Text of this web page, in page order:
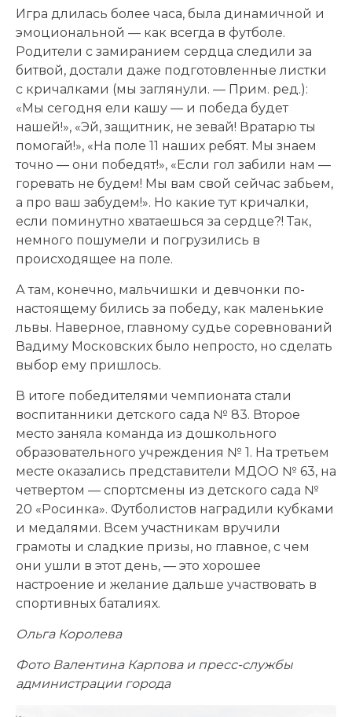
Игра длилась более часа, была динамичной и
эмоциональной — как всегда в футболе.
Родители с замиранием сердца следили за
битвой, достали даже подготовленные листки
с кричалками (мы заглянули. — Прим. ред.):
«Мы сегодня ели кашу — и победа будет
нашей!», «Эй, защитник, не зевай! Вратарю ты
помогай!», «На поле 11 наших ребят. Мы знаем
точно — они победят!», «Если гол забили нам —
горевать не будем! Мы вам свой сейчас забьем,
а про ваш забудем!». Но какие тут кричалки,
если поминутно хватаешься за сердце?! Так,
немного пошумели и погрузились в
происходящее на поле.
А там, конечно, мальчишки и девчонки по-
настоящему бились за победу, как маленькие
львы. Наверное, главному судье соревнований
Вадиму Московских было непросто, но сделать
выбор ему пришлось.
В итоге победителями чемпионата стали
воспитанники детского сада № 83. Второе
место заняла команда из дошкольного
образовательного учреждения № 1. На третьем
месте оказались представители МДОО № 63, на
четвертом — спортсмены из детского сада №
20 «Росинка». Футболистов наградили кубками
и медалями. Всем участникам вручили
грамоты и сладкие призы, но главное, с чем
они ушли в этот день, — это хорошее
настроение и желание дальше участвовать в
спортивных баталиях.
Ольга Королева
Фото Валентина Карпова и пресс-службы
администрации города